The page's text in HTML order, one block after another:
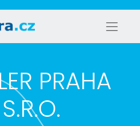
PRAHA
S.R.O.